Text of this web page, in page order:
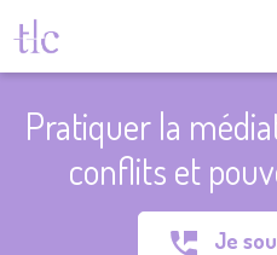
Pratiquer la
conflits et
Je